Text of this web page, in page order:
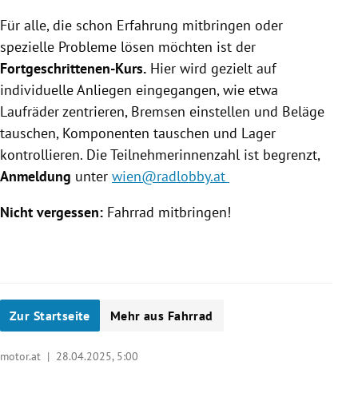
Für alle, die schon Erfahrung mitbringen oder
spezielle Probleme lösen möchten ist der
Fortgeschrittenen-Kurs. Hier wird gezielt auf
individuelle Anliegen eingegangen, wie etwa
Laufräder zentrieren, Bremsen einstellen und Beläge
tauschen, Komponenten tauschen und Lager
kontrollieren. Die Teilnehmerinnenzahl ist begrenzt,
Anmeldung unter wien@radlobby.at
Nicht vergessen: Fahrrad mitbringen!
Zur Startseite Mehr aus Fahrrad
motor.at | 28.04.2025, 5:00